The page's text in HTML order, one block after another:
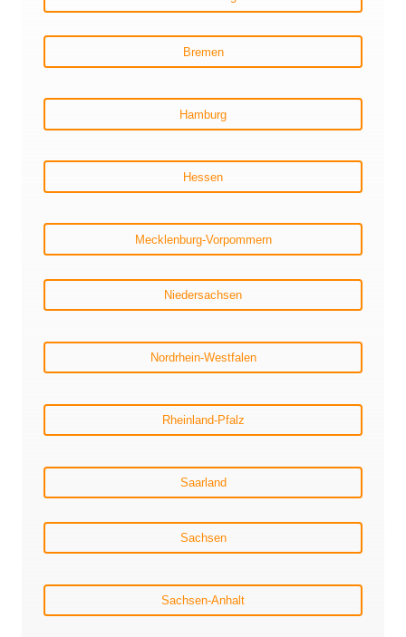
Bremen
Hamburg
Hessen
Mecklenburg-Vorpommern
Niedersachsen
Nordrhein-Westfalen
Rheinland-Pfalz
Saarland
Sachsen
Sachsen-Anhalt